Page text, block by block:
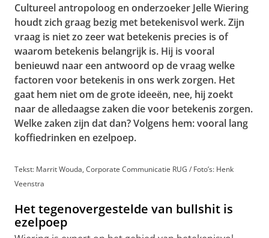
Cultureel antropoloog en onderzoeker Jelle Wiering
houdt zich graag bezig met betekenisvol werk. Zijn
vraag is niet zo zeer wat betekenis precies is of
waarom betekenis belangrijk is. Hij is vooral
benieuwd naar een antwoord op de vraag welke
factoren voor betekenis in ons werk zorgen. Het
gaat hem niet om de grote ideeën, nee, hij zoekt
naar de alledaagse zaken die voor betekenis zorgen.
Welke zaken zijn dat dan? Volgens hem: vooral lang
koffiedrinken en ezelpoep.
Tekst: Marrit Wouda, Corporate Communicatie RUG / Foto’s: Henk
Veenstra
Het tegenovergestelde van bullshit is
ezelpoep